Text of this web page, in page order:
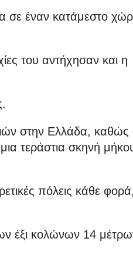
σε έναν κατάμεστο
του αντήχησαν και η
στην Ελλάδα, καθώς
τεράστια σκηνή
πόλεις κάθε φορά,
έξι κολώνων 14